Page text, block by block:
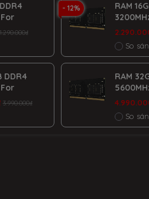
1.290.000₫
- 12%
RAM
Laptop
So
DDR4
3.990.000₫
RAM
Laptop
So